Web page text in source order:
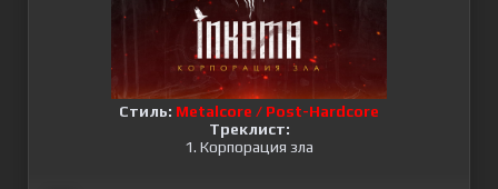
Стиль: Metalcore / Post-Hardcore
Треклист:
1. Корпорация зла